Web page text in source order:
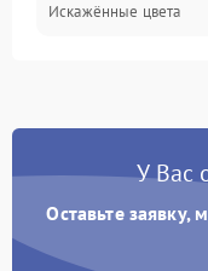
Искажённые цвета
Артефакты
У Вас
Оставьте